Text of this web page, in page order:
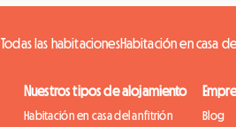
Todas las habitacionesHabitación en casa
Nuestros tipos de alojamiento
Habitación en casa del anfitrión Blog